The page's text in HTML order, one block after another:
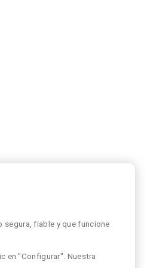
fiable y que funcione
en "Configurar". Nuestra